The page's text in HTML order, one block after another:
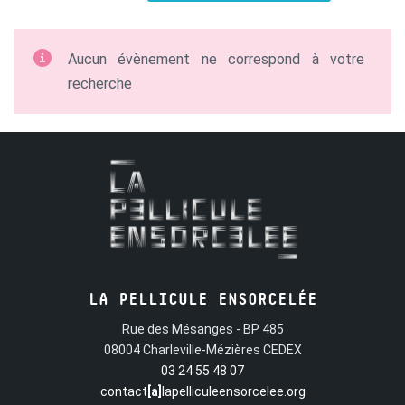
Aucun évènement ne correspond à votre
recherche
LA PELLICULE ENSORCELÉE
Rue des Mésanges - BP 485
08004 Charleville-Mézières CEDEX
03 24 55 48 07
contact [a] lapelliculeensorcelee.org